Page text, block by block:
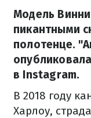
Модель
пикантными
полотенце.
в Instagram.
В 2018 году
Харлоу,